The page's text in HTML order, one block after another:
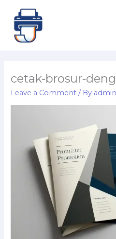
content
cetak-brosur-
Leave a Comment / By